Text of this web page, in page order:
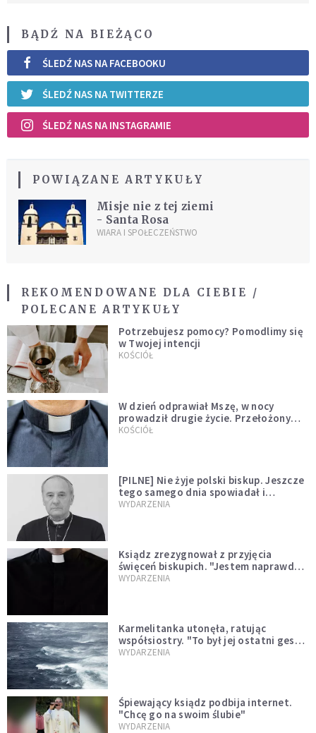
BĄDŹ NA BIEŻĄCO
ŚLEDŹ NAS NA FACEBOOKU
ŚLEDŹ NAS NA TWITTERZE
ŚLEDŹ NAS NA INSTAGRAMIE
POWIĄZANE ARTYKUŁY
Misje nie z tej ziemi
- Santa Rosa
WIARA I SPOŁECZEŃSTWO
REKOMENDOWANE DLA CIEBIE /
POLECANE ARTYKUŁY
Potrzebujesz pomocy? Pomodlimy się
w Twojej intencji
KOŚCIÓŁ
W dzień odprawiał Mszę, w nocy
prowadził drugie życie. Przełożony
kazał mu opuścić zakon
KOŚCIÓŁ
[PILNE] Nie żyje polski biskup. Jeszcze
tego samego dnia spowiadał i
sprawował Mszę świętą
WYDARZENIA
Ksiądz zrezygnował z przyjęcia
święceń biskupich. "Jestem naprawdę
niegodny"
WYDARZENIA
Karmelitanka utonęła, ratując
współsiostry. "To był jej ostatni gest
miłości"
WYDARZENIA
Śpiewający ksiądz podbija internet.
"Chcę go na swoim ślubie"
WYDARZENIA